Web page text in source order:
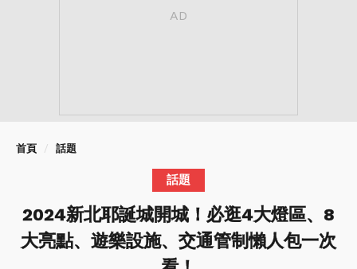
首頁 話題
話題
2024新北耶誕城開城！必逛4大燈區、8
大亮點、遊樂設施、交通管制懶人包一次